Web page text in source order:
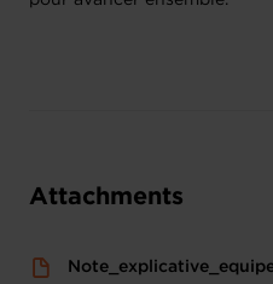
Attachments